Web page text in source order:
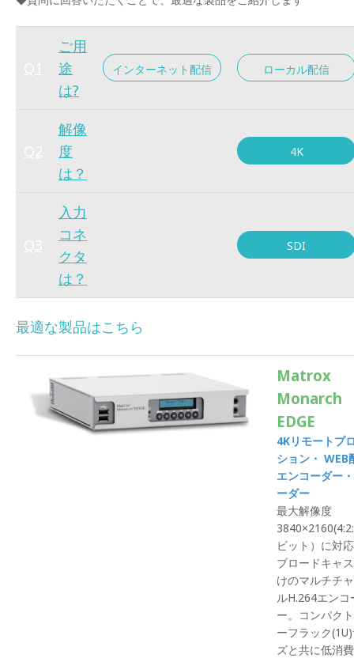
ご用
途
は?
インターネット配信 ローカル配信
解像
度
は？
4K
入力
コネ
クタ
は？
SDI
最適な製品はこちら
Matrox
Monarch
EDGE
4Kリモートプ
ション・ WEB
エンコーダー
ーダー
最大解像度
ビット）に対
ブロードキャ
けのマルチチ
ルH.264エンコ
ー。コンパク
ーフラック
ズと共に低消